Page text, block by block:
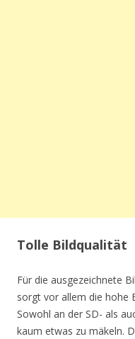
Tolle Bildqualität
Für die ausgezeichnete
sorgt vor allem die hohe
Sowohl an der SD- als
kaum etwas zu mäkeln.